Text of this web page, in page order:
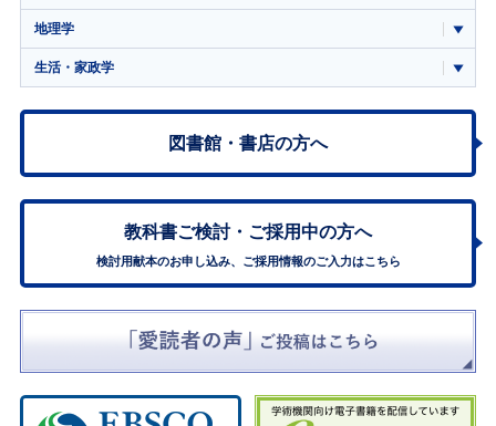
地理学
生活・家政学
図書館・書店の方へ
教科書ご検討・ ご採用中の方へ
検討用献本のお申し込み、ご採用情報のご入力はこちら